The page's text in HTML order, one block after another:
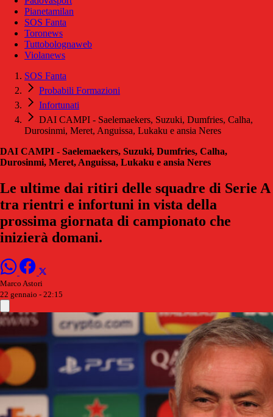
Pianetamilan
SOS Fanta
Toronews
Tuttobolognaweb
Violanews
SOS Fanta
Probabili Formazioni
Infortunati
DAI CAMPI - Saelemaekers, Suzuki, Dumfries, Calha,
Durosinmi, Meret, Anguissa, Lukaku e ansia Neres
DAI CAMPI - Saelemaekers, Suzuki, Dumfries, Calha,
Durosinmi, Meret, Anguissa, Lukaku e ansia Neres
Le ultime dai ritiri delle squadre di Serie A
tra rientri e infortuni in vista della
prossima giornata di campionato che
inizierà domani.
Marco Astori
22 gennaio - 22:15